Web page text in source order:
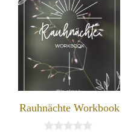
Rauhnächte Workbook